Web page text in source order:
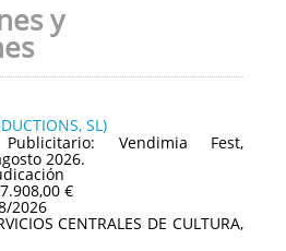
y
SL)
Publicitario: Vendimia Fest,
2026.
€
2026
CENTRALES DE CULTURA,